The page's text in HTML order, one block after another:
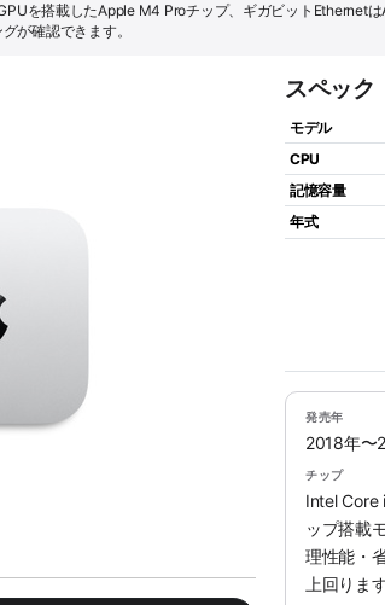
を搭載したApple M4 Proチップ、ギガビットEthernet
が確認できます。
スペック
モデル
CPU
記憶容量
年式
発売年
2018年〜
チップ
Intel Core
ップ搭載
理性能・
上回ります